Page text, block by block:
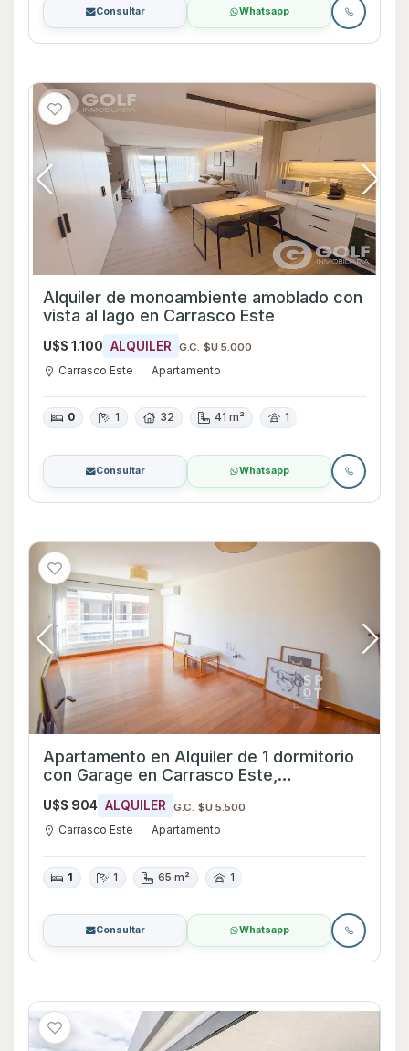
Consultar Whatsapp
Alquiler de monoambiente amoblado con
vista al lago en Carrasco Este
U$S 1.100 ALQUILER G.C. $U 5.000
Carrasco Este Apartamento
0 1 32 41 m² 1
Consultar Whatsapp
Apartamento en Alquiler de 1 dormitorio
con Garage en Carrasco Este,
Montevideo
U$S 904 ALQUILER G.C. $U 5.500
Carrasco Este Apartamento
1 1 65 m² 1
Consultar Whatsapp